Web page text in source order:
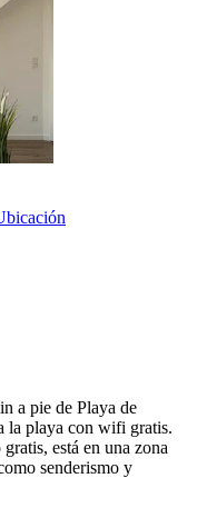
a pie de Playa de
la playa con wifi gratis.
está en una zona
senderismo y